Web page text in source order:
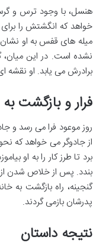
هنسل، با وجود ترس و
خواهد که انگشتش را
میله های قفس به او نشان
نشده است. در این میان،
برادرش می یابد. او نقشه
فرار و بازگشت
روز موعود فرا می رسد و
از جادوگر می خواهد که
برد تا طرز کار را به او
بندد. پس از خلاص شدن از
گنجینه، راه بازگشت به
پدرشان بازمی گردند.
نتیجه داستان